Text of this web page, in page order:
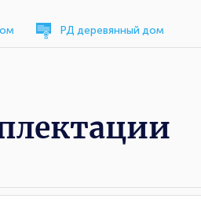
РД деревянный дом